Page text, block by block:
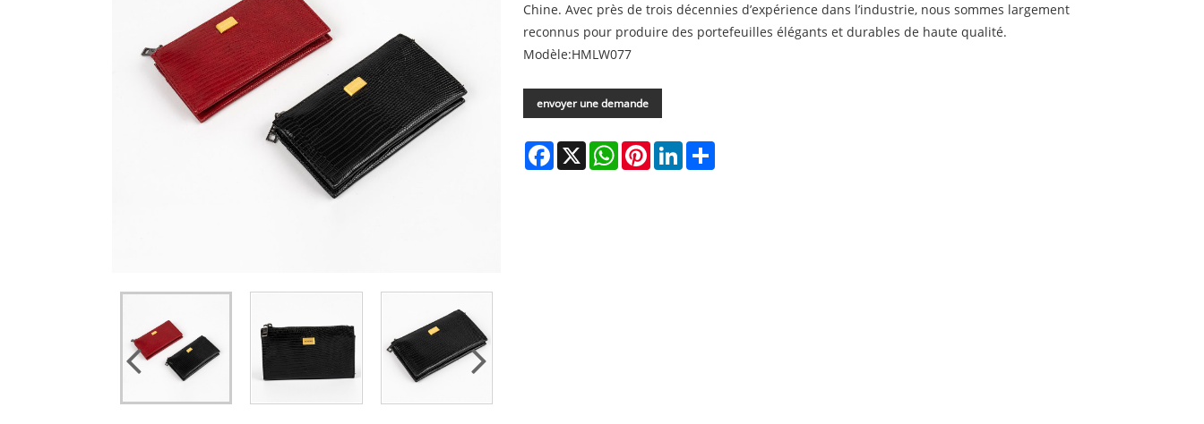
Chine. Avec près de trois décennies d’expérience dans l’industrie, nous sommes largement
reconnus pour produire des portefeuilles élégants et durables de haute qualité.
Modèle:HMLW077
envoyer une demande
Facebook
X WhatsAppPinterestLinkedIn